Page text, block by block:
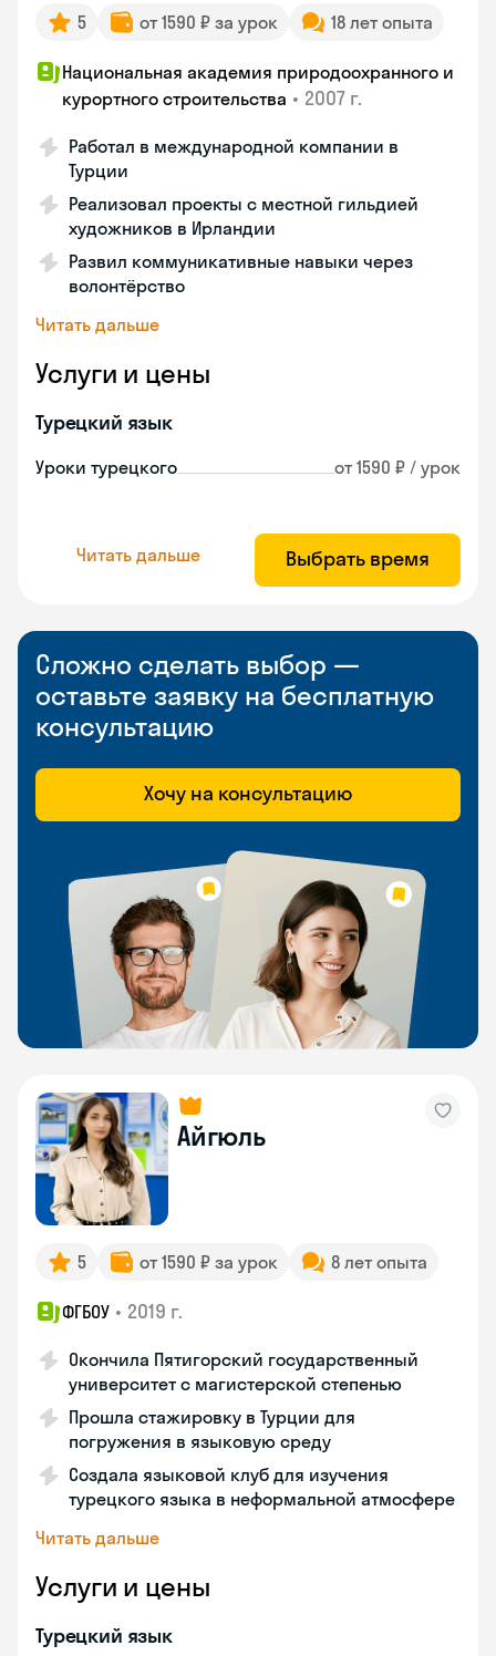
5 от 1590 ₽ за урок 18 лет опыта
Национальная академия природоохранного и
курортного строительства • 2007 г.
Работал в международной компании в
Турции
Реализовал проекты с местной гильдией
художников в Ирландии
Развил коммуникативные навыки через
волонтёрство
Читать дальше
Услуги и цены
Турецкий язык
Уроки турецкого от 1590 ₽ / урок
Читать дальше Выбрать время
Сложно сделать выбор —
оставьте заявку на бесплатную
консультацию
Хочу на консультацию
Айгюль
5 от 1590 ₽ за урок 8 лет опыта
ФГБОУ • 2019 г.
Окончила Пятигорский государственный
университет с магистерской степенью
Прошла стажировку в Турции для
погружения в языковую среду
Создала языковой клуб для изучения
турецкого языка в неформальной атмосфере
Читать дальше
Услуги и цены
Турецкий язык